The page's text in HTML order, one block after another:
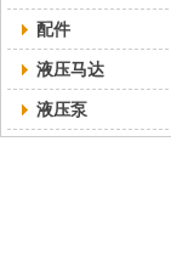
配件
液压马达
液压泵